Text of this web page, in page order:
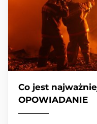
ZDROWIE
REDAKCJA
KONTAKT
PRENUMERATA
Co jest
OPOWIADANIE